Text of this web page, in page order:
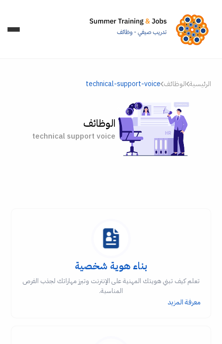
الرئيسية الوظائف technical-support-voice
الوظائف
technical support voice
بناء هوية شخصية
تعلم كيف تبني هويتك المهنية على الإنترنت وتبرز مهاراتك لجذب الفرص
المناسبة.
معرفة المزيد